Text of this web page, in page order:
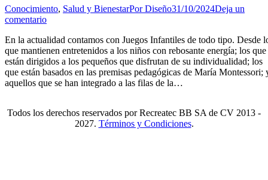
Conocimiento, Salud y BienestarPorDiseño31/10/2024Deja un
comentario
En la actualidad contamos con Juegos Infantiles de todo tipo. Desde
que mantienen entretenidos a los niños con rebosante energía; los que
están dirigidos a los pequeños que disfrutan de su individualidad; los
que están basados en las premisas pedagógicas de María Montessori;
aquellos que se han integrado a las filas de la…
Todos los derechos reservados por Recreatec BB SA de CV 2013 -
2027. Términos y Condiciones.